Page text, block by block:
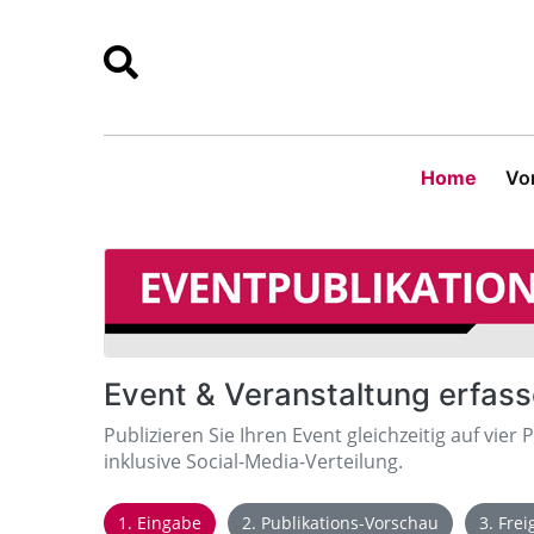
Home
Event & Veranstaltung
Publizieren Sie Ihren Event gleichzeitig auf vier
inklusive Social-Media-Verteilung.
1. Eingabe 2. Publikations-Vorschau 3.